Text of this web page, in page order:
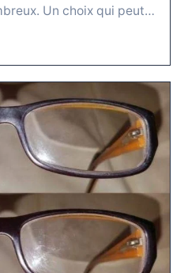
Un choix qui peut…